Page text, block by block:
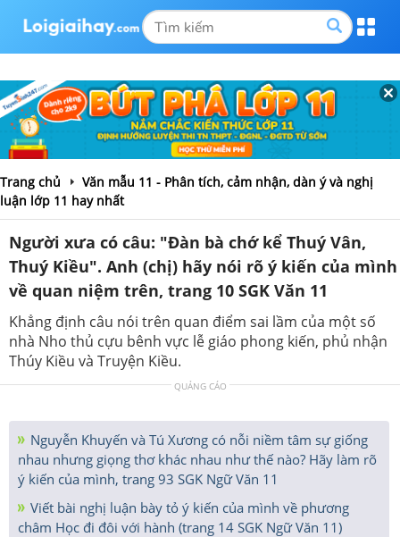
Trang chủ
Văn mẫu 11 - Phân tích, cảm nhận, dàn ý và nghị
luận lớp 11 hay nhất
Người xưa có câu: "Đàn bà chớ kể Thuý Vân,
Thuý Kiều". Anh (chị) hãy nói rõ ý kiến của mình
về quan niệm trên, trang 10 SGK Văn 11
Khẳng định câu nói trên quan điểm sai lầm của một số
nhà Nho thủ cựu bênh vực lễ giáo phong kiến, phủ nhận
Thúy Kiều và Truyện Kiều.
QUẢNG CÁO
Nguyễn Khuyến và Tú Xương có nỗi niềm tâm sự giống
nhau nhưng giọng thơ khác nhau như thế nào? Hãy làm rõ
ý kiến của mình, trang 93 SGK Ngữ Văn 11
Viết bài nghị luận bày tỏ ý kiến của mình về phương
châm Học đi đôi với hành (trang 14 SGK Ngữ Văn 11)